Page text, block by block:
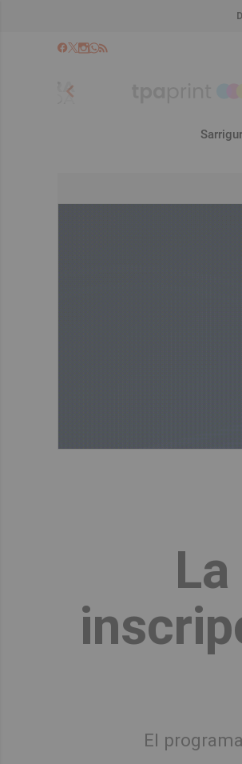
chevron_left
El